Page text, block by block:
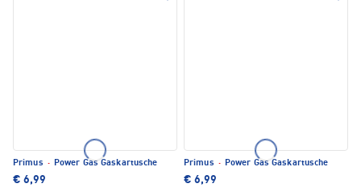
Primus · Power Gas Gaskartusche
€ 6,99
Primus · Power Gas Gaskartusche
€ 6,99